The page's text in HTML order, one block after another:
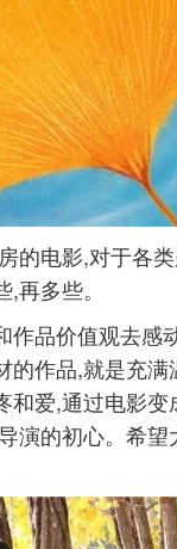
的电影,对于各
多些。
品价值观去感
作品,就是充
爱,通过电影
演的初心。希